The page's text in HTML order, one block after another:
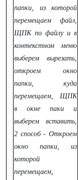
папки, из которой
перемещаем файл,
ЩПК по файлу и в
контекстном меню
выберем вырезать,
откроем окно
папки, куда
перемещаем, ЩПК
в окне паки и
выберем вставить,
2 способ - Откроем
окно папки, из
которой
перемещаем,